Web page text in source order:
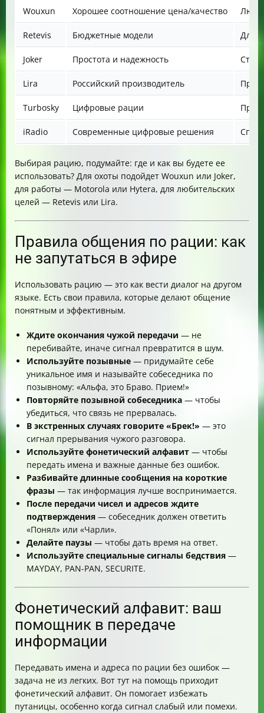
Wouxun Хорошее соотношение цена/качество
Retevis Бюджетные модели Для
Joker Простота и надежность
Lira Российский производитель
Turbosky Цифровые рации
iRadio Современные цифровые решения
Выбирая рацию, подумайте: где и как вы будете ее
использовать? Для охоты подойдет Wouxun или Joker,
для работы — Motorola или Hytera, для любительских
целей — Retevis или Lira.
Правила общения по рации: как
не запутаться в эфире
Использовать рацию — это как вести диалог на другом
языке. Есть свои правила, которые делают общение
понятным и эффективным.
Ждите окончания чужой передачи — не
перебивайте, иначе сигнал превратится в шум.
Используйте позывные — придумайте себе
уникальное имя и называйте собеседника по
позывному: «Альфа, это Браво. Прием!»
Повторяйте позывной собеседника — чтобы
убедиться, что связь не прервалась.
В экстренных случаях говорите «Брек!» — это
сигнал прерывания чужого разговора.
Используйте фонетический алфавит — чтобы
передать имена и важные данные без ошибок.
Разбивайте длинные сообщения на короткие
фразы — так информация лучше воспринимается.
После передачи чисел и адресов ждите
подтверждения — собеседник должен ответить
«Понял» или «Чарли».
Делайте паузы — чтобы дать время на ответ.
Используйте специальные сигналы бедствия —
MAYDAY, PAN-PAN, SECURITE.
Фонетический алфавит: ваш
помощник в передаче
информации
Передавать имена и адреса по рации без ошибок —
задача не из легких. Вот тут на помощь приходит
фонетический алфавит. Он помогает избежать
путаницы, особенно когда сигнал слабый или помехи.